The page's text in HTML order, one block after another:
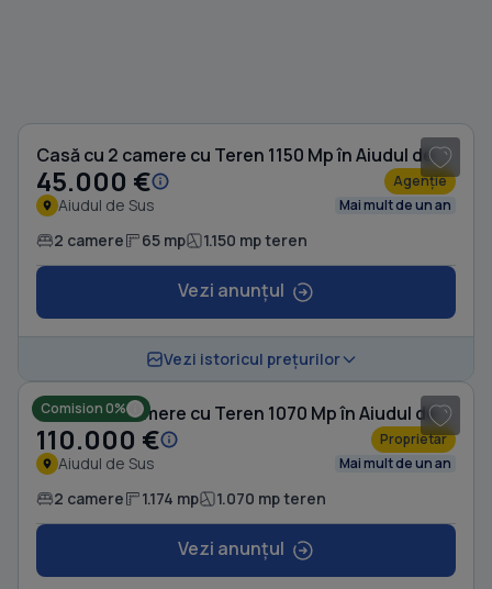
Casă cu 2 camere cu Teren 1150 Mp în Aiudul de Sus
45.000 € Agenție
Aiudul de Sus Mai mult de un an
2 camere 65 mp 1.150 mp teren
Vezi anunțul
Vezi istoricul prețurilor
Comision 0% Casă cu 2 camere cu Teren 1070 Mp în Aiudul de Sus
110.000 € Proprietar
Aiudul de Sus Mai mult de un an
2 camere 1.174 mp 1.070 mp teren
Vezi anunțul